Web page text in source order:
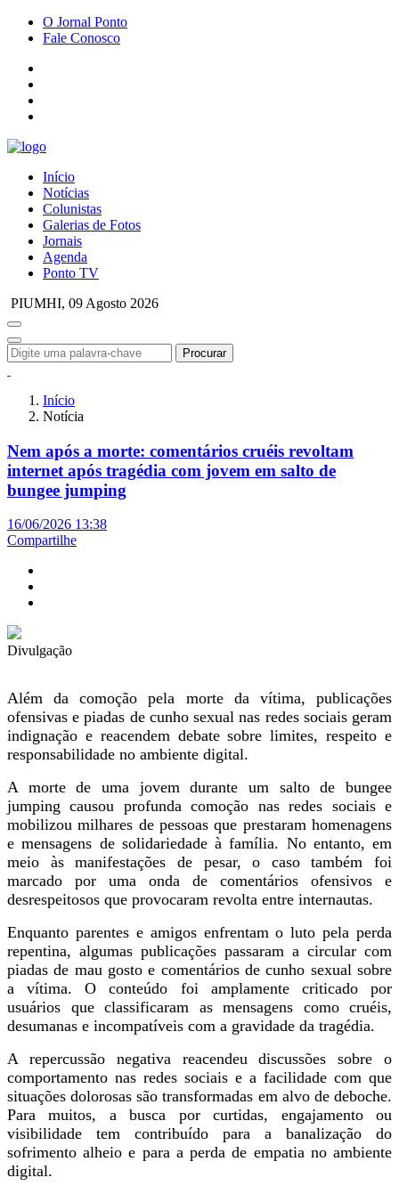
O Jornal Ponto
Fale Conosco
Início
Notícias
Colunistas
Galerias de Fotos
Jornais
Agenda
Ponto TV
PIUMHI, 09 Agosto 2026
Procurar
Início
Notícia
Nem após a morte: comentários cruéis revoltam
internet após tragédia com jovem em salto de
bungee jumping
16/06/2026 13:38
Compartilhe
Divulgação
Além da comoção pela morte da vítima, publicações
ofensivas e piadas de cunho sexual nas redes sociais geram
indignação e reacendem debate sobre limites, respeito e
responsabilidade no ambiente digital.
A morte de uma jovem durante um salto de bungee
jumping causou profunda comoção nas redes sociais e
mobilizou milhares de pessoas que prestaram homenagens
e mensagens de solidariedade à família. No entanto, em
meio às manifestações de pesar, o caso também foi
marcado por uma onda de comentários ofensivos e
desrespeitosos que provocaram revolta entre internautas.
Enquanto parentes e amigos enfrentam o luto pela perda
repentina, algumas publicações passaram a circular com
piadas de mau gosto e comentários de cunho sexual sobre
a vítima. O conteúdo foi amplamente criticado por
usuários que classificaram as mensagens como cruéis,
desumanas e incompatíveis com a gravidade da tragédia.
A repercussão negativa reacendeu discussões sobre o
comportamento nas redes sociais e a facilidade com que
situações dolorosas são transformadas em alvo de deboche.
Para muitos, a busca por curtidas, engajamento ou
visibilidade tem contribuído para a banalização do
sofrimento alheio e para a perda de empatia no ambiente
digital.